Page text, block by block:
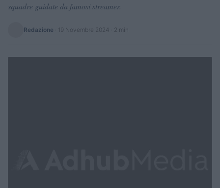
squadre guidate da famosi streamer.
Redazione 19 Novembre 2024 · 2 min